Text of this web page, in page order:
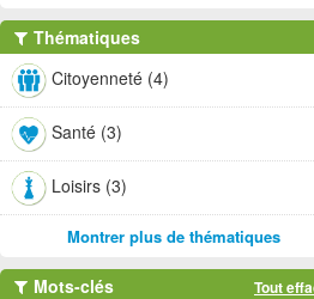
Thématiques
Citoyenneté (4)
Santé (3)
Loisirs (3)
Montrer plus de thématiques
Mots-clés Tout